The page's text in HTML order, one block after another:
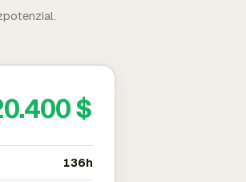
$
136h